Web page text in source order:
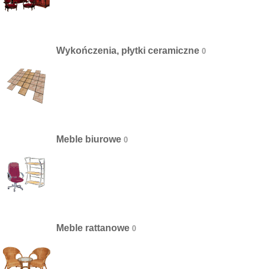
Wykończenia, płytki ceramiczne
Meble biurowe
Meble rattanowe